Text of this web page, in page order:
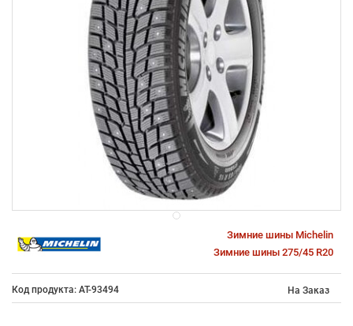
Зимние шины Michelin
Зимние шины 275/45 R20
Код продукта: AT-93494 На Заказ